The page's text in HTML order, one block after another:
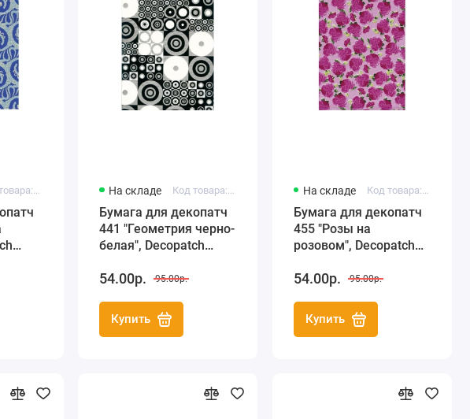
Код товара: FDA440 На складе Код товара: FDA441
Бумага для декопатч
441 "Геометрия черно-
белая", Decopatch
54.00р. 95.00р.
Купить
На складе Код товара: FDA455
Бумага для декопатч
455 "Розы на
розовом", Decopatch
54.00р. 95.00р.
Купить